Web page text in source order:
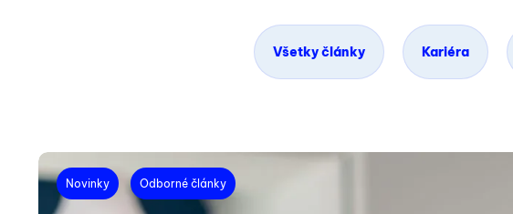
Všetky články Kariéra
Novinky Odborné články